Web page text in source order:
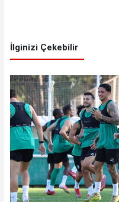
İlginizi Çekebilir